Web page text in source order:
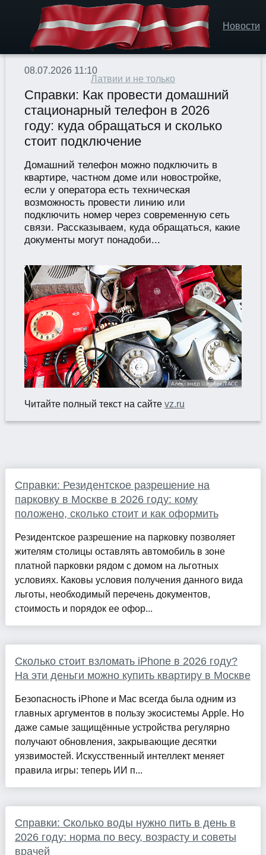
Новости
Латвии и не только
08.07.2026 11:10
Справки: Как провести домашний
стационарный телефон в 2026
году: куда обращаться и сколько
стоит подключение
Домашний телефон можно подключить в
квартире, частном доме или новостройке,
если у оператора есть техническая
возможность провести линию или
подключить номер через современную сеть
связи. Рассказываем, куда обращаться, какие
документы могут понадоби...
Читайте полный текст на сайте vz.ru
Справки: Резидентское разрешение на
парковку в Москве в 2026 году: кому
положено, сколько стоит и как оформить
Резидентское разрешение на парковку позволяет
жителям столицы оставлять автомобиль в зоне
платной парковки рядом с домом на льготных
условиях. Каковы условия получения данного вида
льготы, необходимый перечень документов,
стоимость и порядок ее офор...
Сколько стоит взломать iPhone в 2026 году?
На эти деньги можно купить квартиру в Москве
Безопасность iPhone и Mac всегда была одним из
главных аргументов в пользу экосистемы Apple. Но
даже самые защищённые устройства регулярно
получают обновления, закрывающие десятки
уязвимостей. Искусственный интеллект меняет
правила игры: теперь ИИ п...
Справки: Сколько воды нужно пить в день в
2026 году: норма по весу, возрасту и советы
врачей